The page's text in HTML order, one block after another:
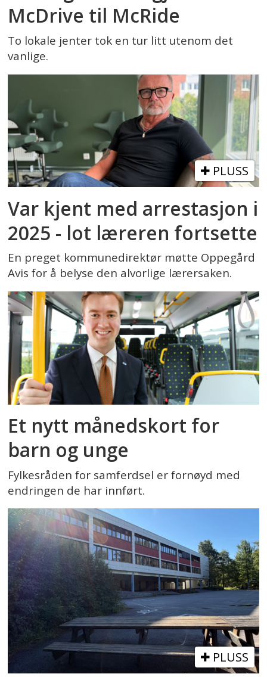
McDrive til McRide
To lokale jenter tok en tur litt utenom det
vanlige.
PLUSS
Var kjent med arrestasjon i
2025 - lot læreren fortsette
En preget kommunedirektør møtte Oppegård
Avis for å belyse den alvorlige lærersaken.
Et nytt månedskort for
barn og unge
Fylkesråden for samferdsel er fornøyd med
endringen de har innført.
PLUSS